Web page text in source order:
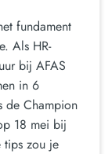
fundament
Als HR-
bij AFAS
in 6
de Champion
18 mei bij
tips zou je